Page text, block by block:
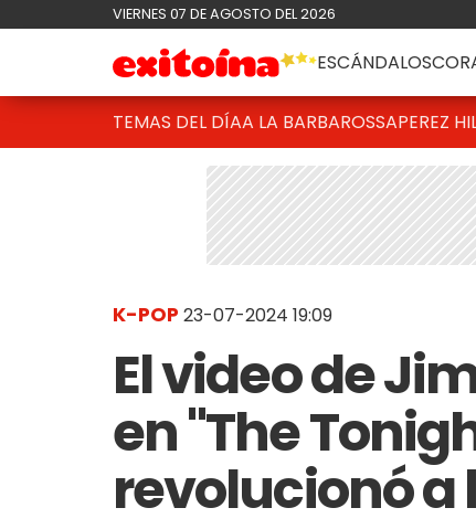
VIERNES 07 DE AGOSTO DEL 2026
ESCÁNDALOS
TEMAS DEL DÍAA LA BARBAROSSAPEREZ
K-POP 23-07-2024 19:09
El video de
en "The
revolucionó a